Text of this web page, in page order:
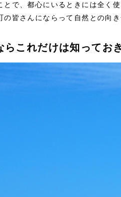
とで、都心にいるときには全く
の皆さんにならって自然との向
らこれだけは知ってお